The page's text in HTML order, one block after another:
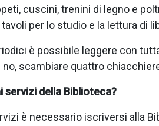
cuscini, trenini di legno e
tavoli per lo studio e la lettura di
è possibile leggere con
no, scambiare quattro
servizi della Biblioteca?
è necessario iscriversi alla